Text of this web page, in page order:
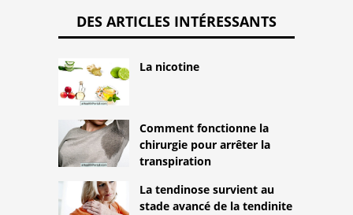
DES ARTICLES INTÉRESSANTS
La nicotine
Comment fonctionne la
chirurgie pour arrêter la
transpiration
La tendinose survient au
stade avancé de la tendinite